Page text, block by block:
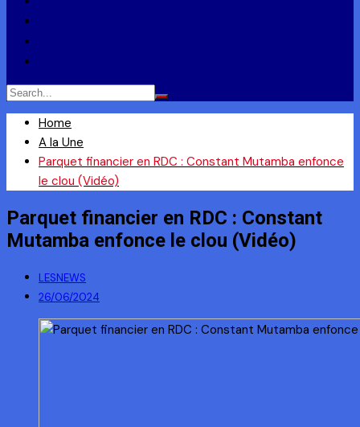
Home
A la Une
Parquet financier en RDC : Constant Mutamba enfonce
le clou (Vidéo)
Parquet financier en RDC : Constant
Mutamba enfonce le clou (Vidéo)
LESNEWS
26/06/2024